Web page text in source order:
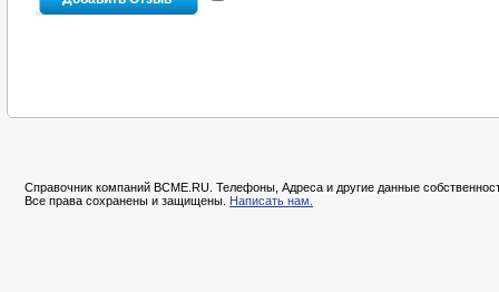
Справочник компаний BCME.RU. Телефоны, Адреса и другие данные
Все права сохранены и защищены. Написать нам.